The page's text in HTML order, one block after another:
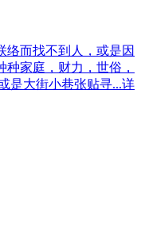
络而找不到人，或是因
家庭，财力，世俗，
是大街小巷张贴寻...详